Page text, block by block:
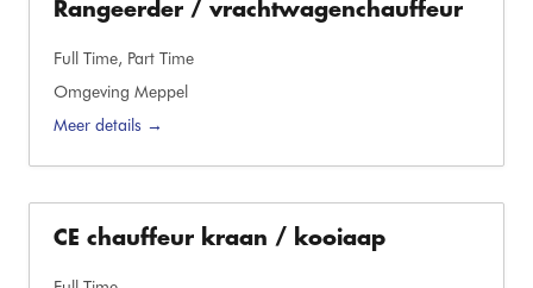
Rangeerder / vrachtwagenchauffeur
Full Time Part Time
Omgeving Meppel
Meer details
CE chauffeur kraan / kooiaap